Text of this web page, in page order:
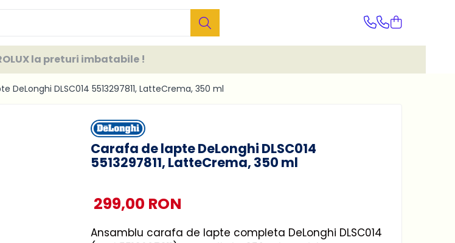
la preturi imbatabile !
DeLonghi DLSC014 5513297811, LatteCrema, 350 ml
Carafa de lapte DeLonghi DLSC014
5513297811, LatteCrema, 350 ml
299,00 RON
Ansamblu carafa de lapte completa DeLonghi DLSC014